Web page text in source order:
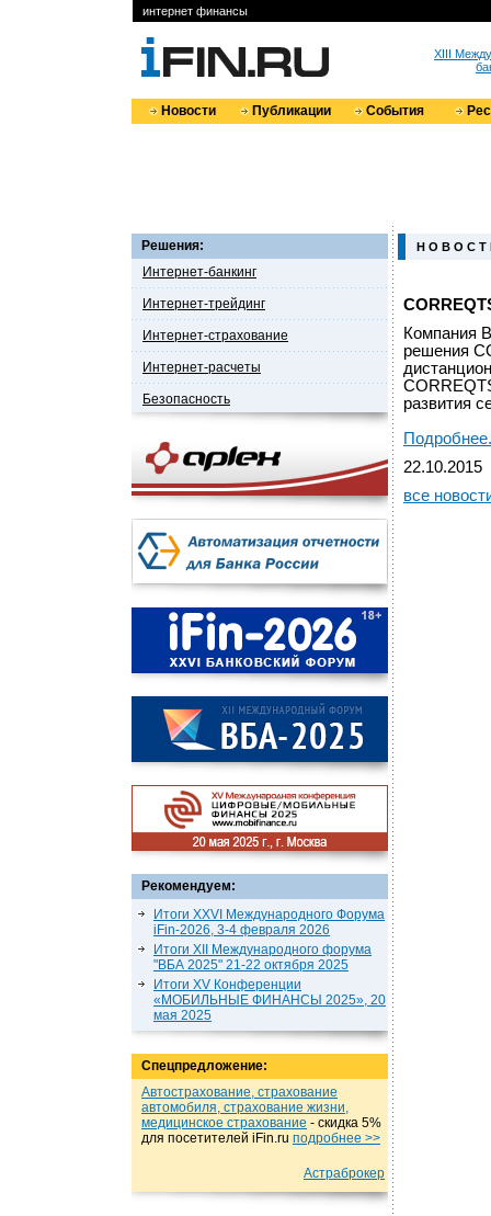
интернет финансы
XIII
Новости Публикации События
Решения:
Интернет-банкинг
Интернет-трейдинг
Интернет-страхование
Интернет-расчеты
Безопасность
Рекомендуем:
Итоги XXVI Международного Форума
iFin-2026, 3-4 февраля 2026
Итоги XII Международного форума
"ВБА 2025" 21-22 октября 2025
Итоги XV Конференции
«МОБИЛЬНЫЕ ФИНАНСЫ 2025», 20
мая 2025
Спецпредложение:
Автострахование, страхование
автомобиля, страхование жизни,
медицинское страхование - cкидка 5%
для посетителей iFin.ru подробнеe >>
Астраброкер
Н О В О С Т
Компания
решения
развития
22.10.2015
все